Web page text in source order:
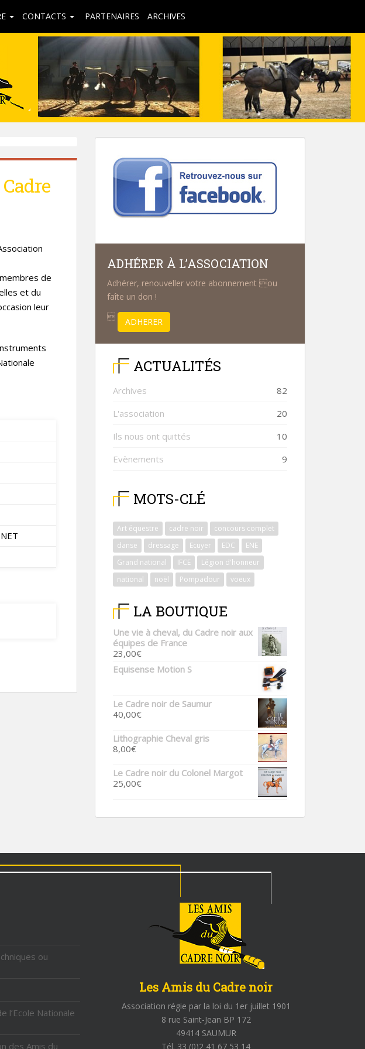
CONTACTS PARTENAIRES ARCHIVES
de
et du
leur
ADHÉRER À L’ASSOCIATION
Adhérer, renouveller votre abonnement ou
faîte un don !

ADHERER
ACTUALITÉS
Archives
82
L'association
20
Ils nous ont quittés
10
Evènements
9
MOTS-CLÉ
Art équestre cadre noir
concours complet
danse
dressage Ecuyer EDC
ENE
Grand national
IFCE
Légion d'honneur
national
noël Pompadour voeux
LA BOUTIQUE
Une vie à cheval, du Cadre noir aux
équipes de France
23,00€
Equisense Motion S
Le Cadre noir de Saumur
40,00€
Lithographie Cheval gris
8,00€
Le Cadre noir du Colonel Margot
25,00€
ou
l’Ecole Nationale
des Amis du
Les Amis du Cadre noir
Association régie par la loi du 1er juillet 1901
8 rue Saint-Jean BP 172
49414 SAUMUR
Tél. 33 (0)2 41 67 53 14